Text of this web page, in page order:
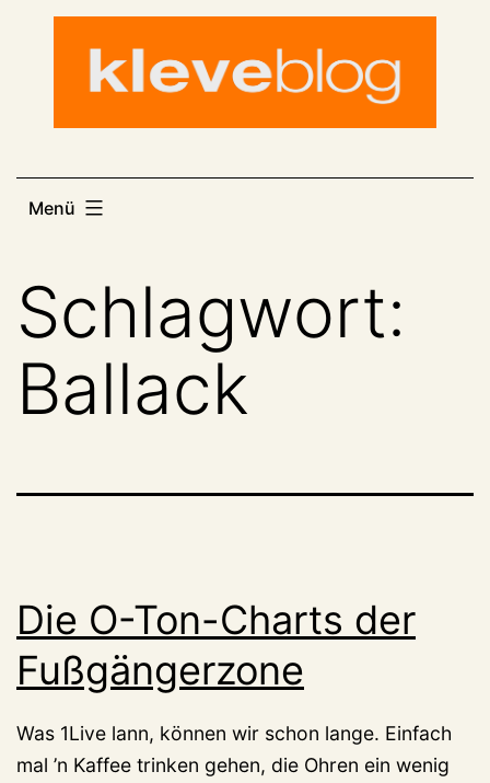
Menü
Schlagwort:
Ballack
Die O-Ton-Charts der
Fußgängerzone
Was 1Live lann, können wir schon lange. Einfach
mal ’n Kaffee trinken gehen, die Ohren ein wenig